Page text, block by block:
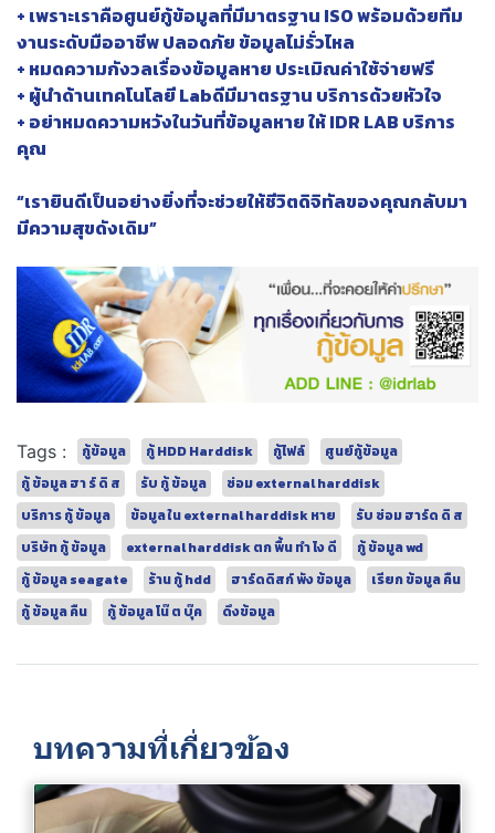
+ เพราะเราคือศูนย์กู้ข้อมูลที่มีมาตรฐาน ISO พร้อมด้วยทีม
งานระดับมืออาชีพ ปลอดภัย ข้อมูลไม่รั่วไหล
+ หมดความกังวลเรื่องข้อมูลหาย ประเมิณค่าใช้จ่ายฟรี
+ ผู้นำด้านเทคโนโลยี Labดีมีมาตรฐาน บริการด้วยหัวใจ
+ อย่าหมดความหวังในวันที่ข้อมูลหาย ให้ IDR LAB บริการ
คุณ
“เรายินดีเป็นอย่างยิ่งที่จะช่วยให้ชีวิตดิจิทัลของคุณกลับมา
มีความสุขดังเดิม”
Tags : กู้ข้อมูล กู้ HDD Harddisk กู้ไฟล์
ศูนย์กู้ข้อมูล
กู้ ข้อมูล ฮา ร์ ดิ ส
รับ กู้ ข้อมูล
ซ่อม external harddisk
บริการ กู้ ข้อมูล
ข้อมูล ใน external harddisk หาย
รับ ซ่อม ฮาร์ด ดิ ส
บริษัท กู้ ข้อมูล
external harddisk ตก พื้น ทํา ไง ดี
กู้ ข้อมูล wd
กู้ ข้อมูล seagate
ร้าน กู้ hdd ฮาร์ดดิสก์ พัง ข้อมูล
เรียก ข้อมูล คืน
กู้ ข้อมูล คืน
กู้ ข้อมูล โน๊ ต บุ๊ค ดึงข้อมูล
บทความที่เกี่ยวข้อง